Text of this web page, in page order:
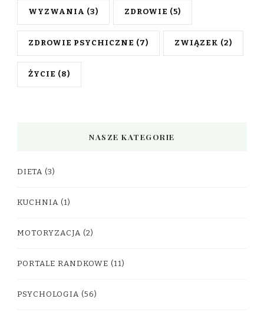
WYZWANIA (3) ZDROWIE (5)
ZDROWIE PSYCHICZNE (7) ZWIĄZEK (2)
ŻYCIE (8)
NASZE KATEGORIE
DIETA (3)
KUCHNIA (1)
MOTORYZACJA (2)
PORTALE RANDKOWE (11)
PSYCHOLOGIA (56)